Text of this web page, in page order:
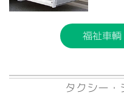
福祉車
タクシー